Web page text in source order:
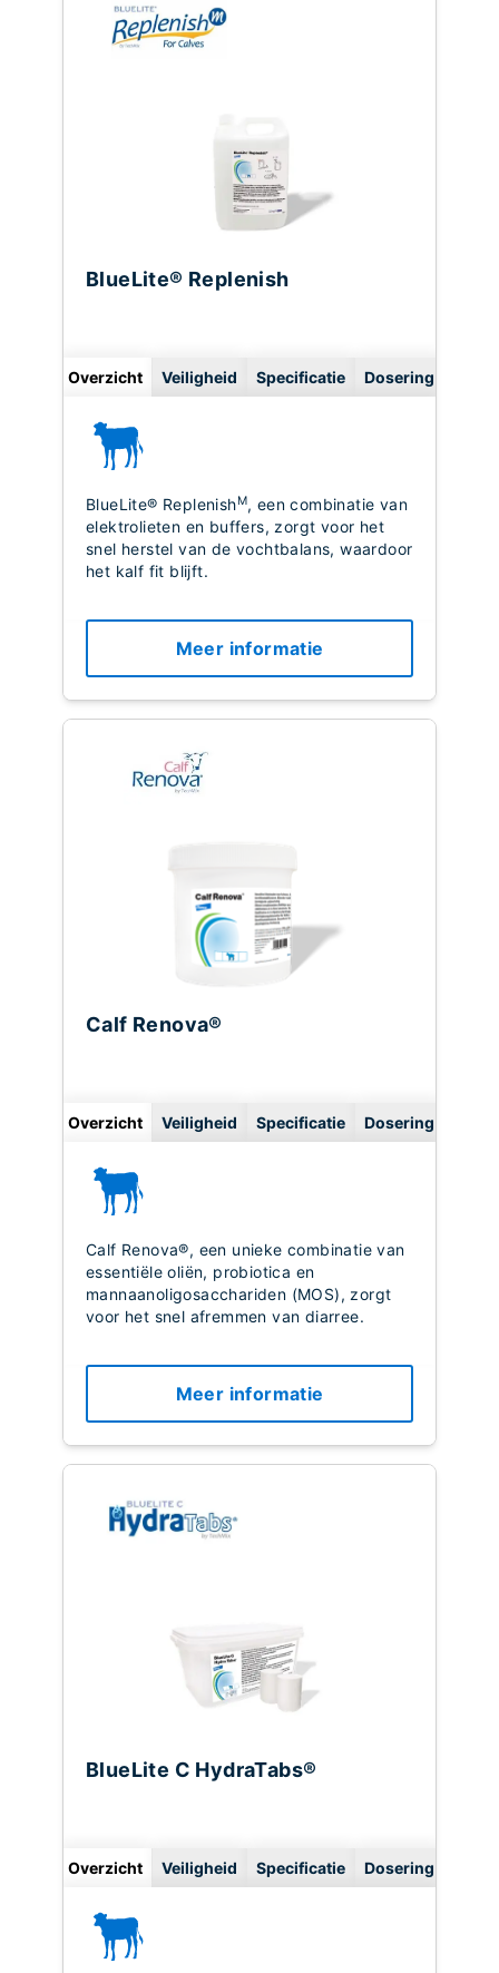
BlueLite® Replenish
Overzicht Veiligheid Specificatie Dosering
BlueLite® ReplenishM, een combinatie van
elektrolieten en buffers, zorgt voor het
snel herstel van de vochtbalans, waardoor
het kalf fit blijft.
Meer informatie
Calf Renova®
Overzicht Veiligheid Specificatie Dosering
Calf Renova®, een unieke combinatie van
essentiële oliën, probiotica en
mannaanoligosacchariden (MOS), zorgt
voor het snel afremmen van diarree.
Meer informatie
BlueLite C HydraTabs®
Overzicht Veiligheid Specificatie Dosering